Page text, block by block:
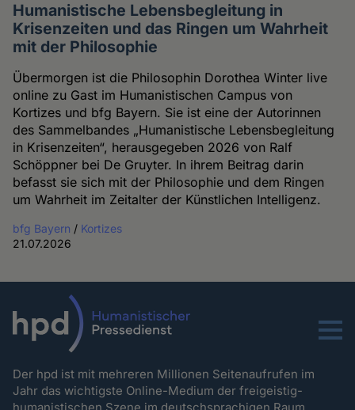
Humanistische Lebensbegleitung in
Krisenzeiten und das Ringen um Wahrheit
mit der Philosophie
Übermorgen ist die Philosophin Dorothea Winter live
online zu Gast im Humanistischen Campus von
Kortizes und bfg Bayern. Sie ist eine der Autorinnen
des Sammelbandes „Humanistische Lebensbegleitung
in Krisenzeiten“, herausgegeben 2026 von Ralf
Schöppner bei De Gruyter. In ihrem Beitrag darin
befasst sie sich mit der Philosophie und dem Ringen
um Wahrheit im Zeitalter der Künstlichen Intelligenz.
bfg Bayern / Kortizes
21.07.2026
Menu
Der hpd ist mit mehreren Millionen Seitenaufrufen im
Jahr das wichtigste Online-Medium der freigeistig-
humanistischen Szene im deutschsprachigen Raum.